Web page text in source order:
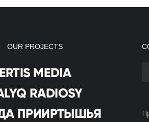
OUR PROJECTS